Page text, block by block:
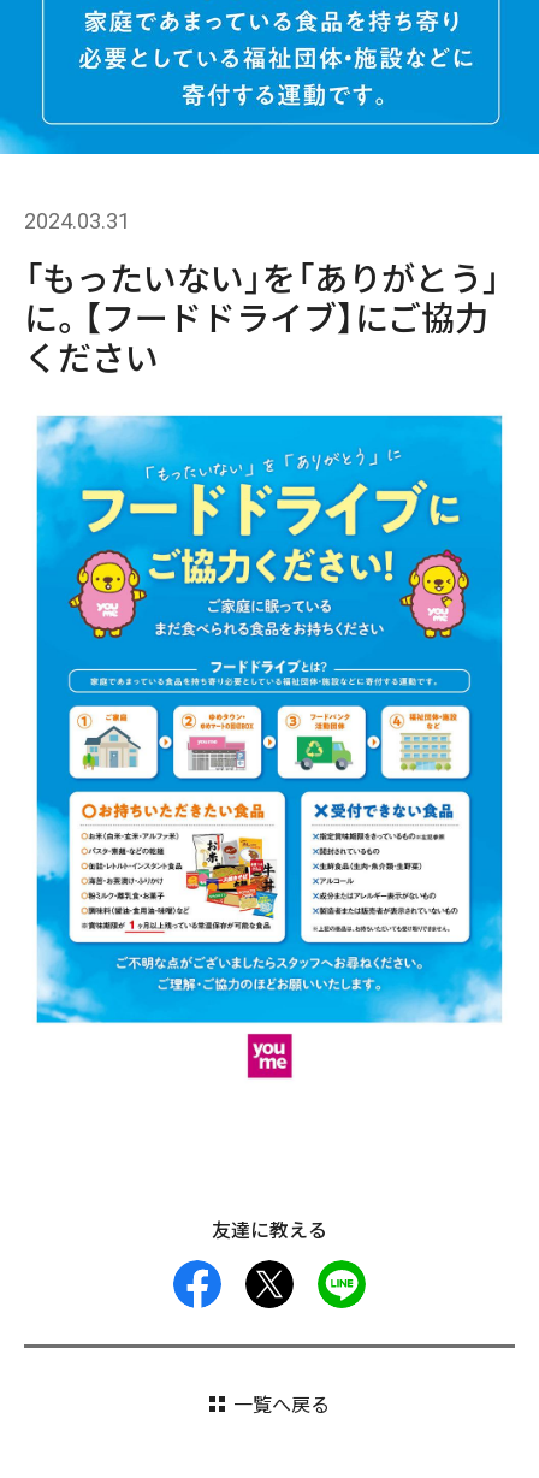
2024.03.31
「もったいない」を「ありがとう」
に。【フードドライブ】にご協力
ください
友達に教える
facebook
一覧へ戻る